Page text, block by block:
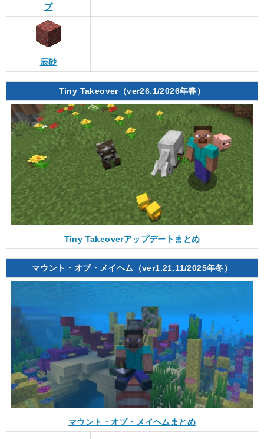
ブ
辰砂
Tiny Takeover（ver26.1/2026年春）
Tiny Takeoverアップデートまとめ
マウント・オブ・メイヘム（ver1.21.11/2025年冬）
マウント・オブ・メイヘムまとめ